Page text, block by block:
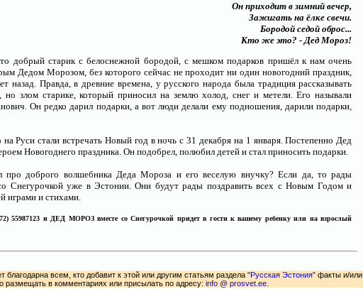
Он приходит в зимний вечер,
Зажигать на ёлке свечи.
Бородой седой оброс...
Кто же это? - Дед Мороз!
добрый старик с белоснежной бородой, с мешком подарков пришёл к нам очень
Дедом Морозом, без которого сейчас не проходит ни один новогодний праздник,
назад. Правда, в древние времена, у русского народа была традиция рассказывать
злом старике, который приносил на землю холод, снег и метели. Его называли
Он редко дарил подарки, а вот люди делали ему подношения, дарили подарки,
Руси стали встречать Новый год в ночь с 31 декабря на 1 января. Постепенно Дед
Новогоднего праздника. Он подобрел, полюбил детей и стал приносить подарки.
доброго волшебника Деда Мороза и его веселую внучку? Если да, то рады
Снегурочкой уже в Эстонии. Они будут рады поздравить всех с Новым Годом и
играми и стихами.
55987123 и ДЕД МОРОЗ вместе со Снегурочкой придет в гости к вашему ребенку или на взрослый
всем, кто добавит к этой или другим статьям раздела"Русская Эстония" факты и/или
в комментариях или присылать по адресу:info @ prosvet.ee.